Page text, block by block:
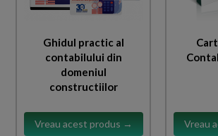
Ghidul practic al
contabilului din
domeniul
constructiilor
Vreau acest produs → Vreau